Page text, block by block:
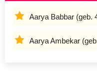
Aarya Babbar (geb.
Aarya Ambekar